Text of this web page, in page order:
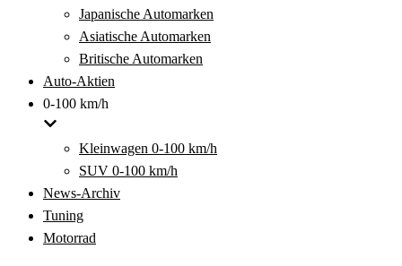
Japanische Automarken
Asiatische Automarken
Britische Automarken
Auto-Aktien
0-100 km/h
Kleinwagen 0-100 km/h
SUV 0-100 km/h
News-Archiv
Tuning
Motorrad